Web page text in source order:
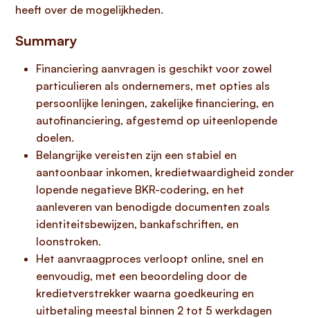
heeft over de mogelijkheden.
Summary
Financiering aanvragen is geschikt voor zowel
particulieren als ondernemers, met opties als
persoonlijke leningen, zakelijke financiering, en
autofinanciering, afgestemd op uiteenlopende
doelen.
Belangrijke vereisten zijn een stabiel en
aantoonbaar inkomen, kredietwaardigheid zonder
lopende negatieve BKR-codering, en het
aanleveren van benodigde documenten zoals
identiteitsbewijzen, bankafschriften, en
loonstroken.
Het aanvraagproces verloopt online, snel en
eenvoudig, met een beoordeling door de
kredietverstrekker waarna goedkeuring en
uitbetaling meestal binnen 2 tot 5 werkdagen